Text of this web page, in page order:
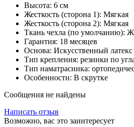
Высота: 6 см
Жесткость (сторона 1): Мягкая
Жесткость (сторона 2): Мягкая
Ткань чехла (по умолчанию):
Гарантия: 18 месяцев
Основа: Искусственный
Тип крепления: резинки по
Тип наматрасника:
Особенности: В скрутке
Сообщения не найдены
Написать отзыв
Возможно, вас это заинтересует